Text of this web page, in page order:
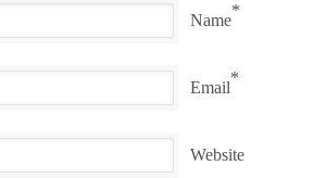
Name
*
Email
*
Website